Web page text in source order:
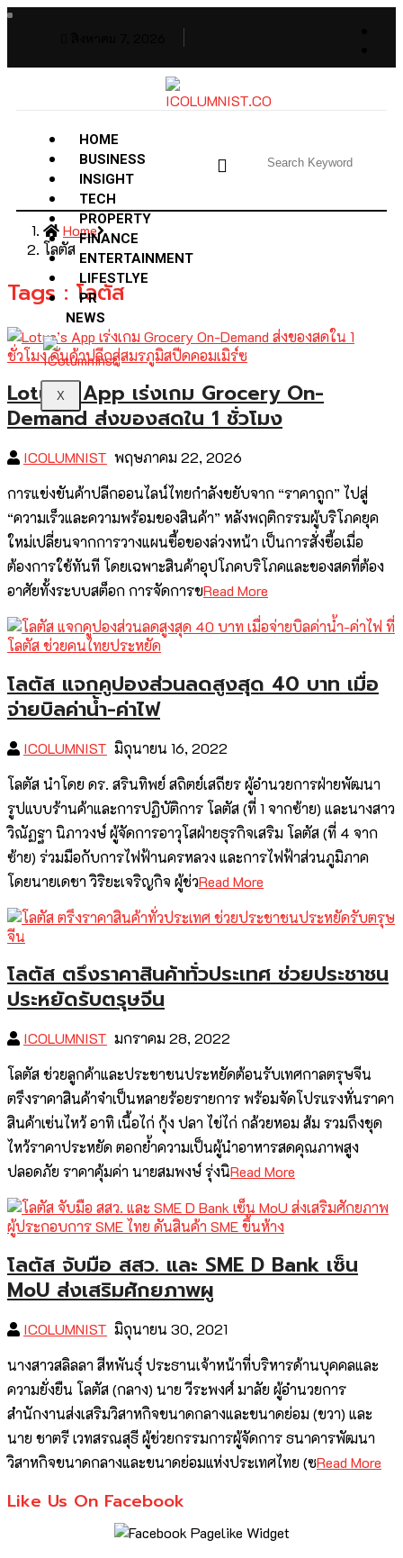
HOME
BUSINESS
INSIGHT
TECH
PROPERTY
FINANCE
ENTERTAINMENT
LIFESTLYE
PR
NEWS
X
Home
โลตัส
Tags : โลตัส
Lotus’s App เร่งเกม Grocery On-
Demand ส่งของสดใน 1 ชั่วโมง
ICOLUMNIST พฤษภาคม 22, 2026
การแข่งขันค้าปลีกออนไลน์ไทยกำลังขยับจาก “ราคาถูก” ไปสู่
“ความเร็วและความพร้อมของสินค้า” หลังพฤติกรรมผู้บริโภคยุค
ใหม่เปลี่ยนจากการวางแผนซื้อของล่วงหน้า เป็นการสั่งซื้อเมื่อ
ต้องการใช้ทันที โดยเฉพาะสินค้าอุปโภคบริโภคและของสดที่ต้อง
อาศัยทั้งระบบสต็อก การจัดการขRead More
โลตัส แจกคูปองส่วนลดสูงสุด 40 บาท เมื่อ
จ่ายบิลค่าน้ำ-ค่าไฟ
ICOLUMNIST มิถุนายน 16, 2022
โลตัส นำโดย ดร. สรินทิพย์ สถิตย์เสถียร ผู้อำนวยการฝ่ายพัฒนา
รูปแบบร้านค้าและการปฏิบัติการ โลตัส (ที่ 1 จากซ้าย) และนางสาว
วิณัฏฐา นิภาวงษ์ ผู้จัดการอาวุโสฝ่ายธุรกิจเสริม โลตัส (ที่ 4 จาก
ซ้าย) ร่วมมือกับการไฟฟ้านครหลวง และการไฟฟ้าส่วนภูมิภาค
โดยนายเดชา วิริยะเจริญกิจ ผู้ช่วRead More
โลตัส ตรึงราคาสินค้าทั่วประเทศ ช่วยประชาชน
ประหยัดรับตรุษจีน
ICOLUMNIST มกราคม 28, 2022
โลตัส ช่วยลูกค้าและประชาชนประหยัดต้อนรับเทศกาลตรุษจีน
ตรึงราคาสินค้าจำเป็นหลายร้อยรายการ พร้อมจัดโปรแรงหั่นราคา
สินค้าเซ่นไหว้ อาทิ เนื้อไก่ กุ้ง ปลา ไข่ไก่ กล้วยหอม ส้ม รวมถึงชุด
ไหว้ราคาประหยัด ตอกย้ำความเป็นผู้นำอาหารสดคุณภาพสูง
ปลอดภัย ราคาคุ้มค่า นายสมพงษ์ รุ่งนิRead More
โลตัส จับมือ สสว. และ SME D Bank เซ็น
MoU ส่งเสริมศักยภาพผู
ICOLUMNIST มิถุนายน 30, 2021
นางสาวสลิลลา สีหพันธุ์ ประธานเจ้าหน้าที่บริหารด้านบุคคลและ
ความยั่งยืน โลตัส (กลาง) นาย วีระพงศ์ มาลัย ผู้อำนวยการ
สำนักงานส่งเสริมวิสาหกิจขนาดกลางและขนาดย่อม (ขวา) และ
นาย ชาตรี เวทสรณสุธี ผู้ช่วยกรรมการผู้จัดการ ธนาคารพัฒนา
วิสาหกิจขนาดกลางและขนาดย่อมแห่งประเทศไทย (ซRead More
Like Us On Facebook